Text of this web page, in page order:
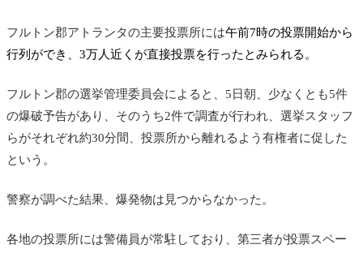
フルトン郡アトランタの主要投票所には午前7時の投票開始から
行列ができ、3万人近くが直接投票を行ったとみられる。
フルトン郡の選挙管理委員会によると、5日朝、少なくとも5件
の爆破予告があり、そのうち2件で調査が行われ、選挙スタッフ
らがそれぞれ約30分間、投票所から離れるよう有権者に促した
という。
警察が調べた結果、爆発物は見つからなかった。
各地の投票所には警備員が常駐しており、第三者が投票スペー